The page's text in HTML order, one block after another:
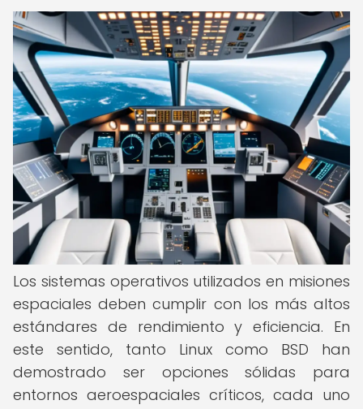
Los sistemas operativos utilizados en misiones
espaciales deben cumplir con los más altos
estándares de rendimiento y eficiencia. En
este sentido, tanto Linux como BSD han
demostrado ser opciones sólidas para
entornos aeroespaciales críticos, cada uno